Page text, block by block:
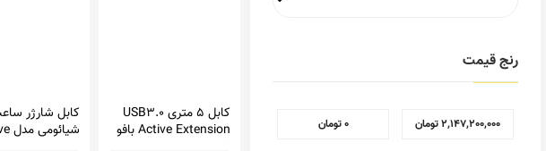
رنج قیمت
0 تومان 2,147,200,000 تومان
کابل 5 متری USB3.0
Active Extension بافو
کابل شارژر
شیائومی مدل S1 Active